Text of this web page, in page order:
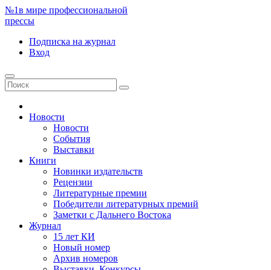
№1в мире профессиональной
прессы
Подписка на журнал
Вход
Новости
Новости
События
Выставки
Книги
Новинки издательств
Рецензии
Литературные премии
Победители литературных премий
Заметки с Дальнего Востока
Журнал
15 лет КИ
Новый номер
Архив номеров